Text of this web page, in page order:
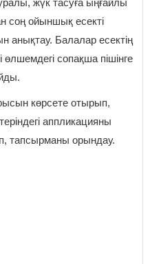
соң ойыншық есекті
анықтау. Балалар есектің
сопақша пішінге
көрсете отырып,
аппликацияны
тапсырманы орындау.